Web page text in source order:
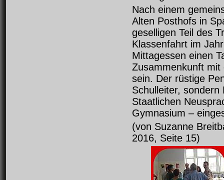
Nach einem
Alten Posthofs in
geselligen Teil des
Klassenfahrt im
Mittagessen einen
Zusammenkunft mit
sein. Der rüstige
Schulleiter,
Staatlichen
Gymnasium –
(von Suzanne
2016, Seite 15)